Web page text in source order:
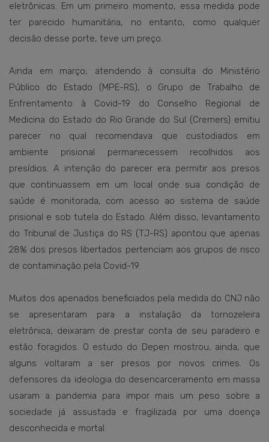
eletrônicas. Em um primeiro momento, essa medida pode
ter parecido humanitária, no entanto, como qualquer
decisão desse porte, teve um preço.
Ainda em março, atendendo à consulta do Ministério
Público do Estado (MPE-RS), o Grupo de Trabalho de
Enfrentamento à Covid-19 do Conselho Regional de
Medicina do Estado do Rio Grande do Sul (Cremers) emitiu
parecer no qual recomendava que custodiados em
ambiente prisional permanecessem recolhidos aos
presídios. A intenção do parecer era permitir aos presos
que continuassem em um local onde sua condição de
saúde é monitorada, com acesso ao sistema de saúde
prisional e sob tutela do Estado. Além disso, levantamento
do Tribunal de Justiça do RS (TJ-RS) apontou que apenas
28% dos presos libertados pertenciam aos grupos de risco
de contaminação pela Covid-19.
Muitos dos apenados beneficiados pela medida do CNJ não
se apresentaram para a instalação da tornozeleira
eletrônica, deixaram de prestar conta de seu paradeiro e
estão foragidos. O estudo do Depen mostrou, ainda, que
alguns voltaram a ser presos por novos crimes. Os
defensores da ideologia do desencarceramento em massa
usaram a pandemia para impor mais um peso sobre a
sociedade já assustada e fragilizada por uma doença
desconhecida e mortal.